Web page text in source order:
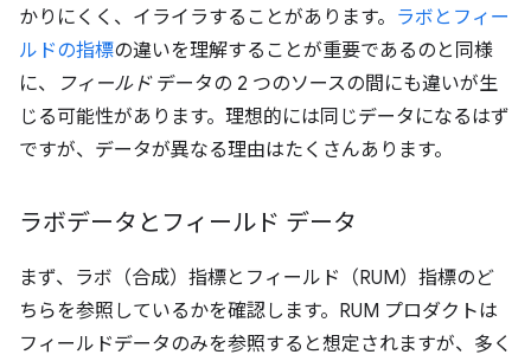
かりにくく、イライラすることがあります。 ラボとフィー
ルドの指標の違いを理解することが重要であるのと同様
に、
フィールドデータの 2 つのソースの間にも違いが生
じる可能性があります。理想的には同じデータになるはず
ですが、データが異なる理由はたくさんあります。
ラボデータとフィールド データ
まず、ラボ（合成）指標とフィールド（RUM）指標のど
ちらを参照しているかを確認します。RUM プロダクトは
フィールドデータのみを参照すると想定されますが、多く